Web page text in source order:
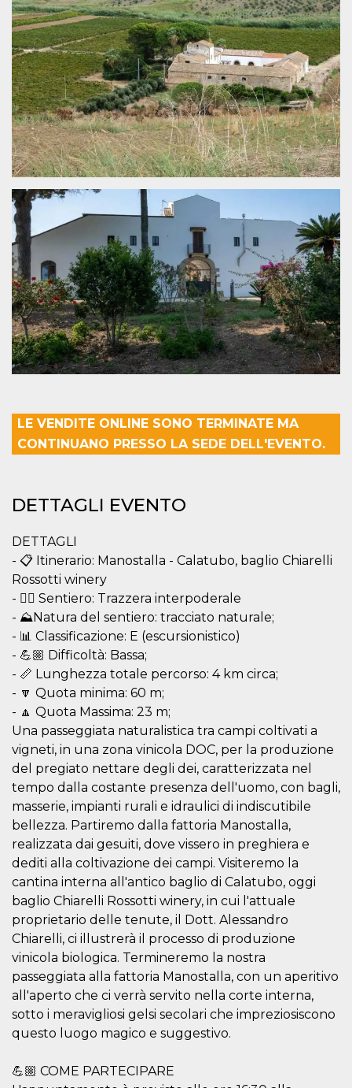
LE VENDITE ONLINE SONO TERMINATE MA
CONTINUANO PRESSO LA SEDE DELL'EVENTO.
DETTAGLI EVENTO
DETTAGLI
- 📋 Itinerario: Manostalla - Calatubo, baglio Chiarelli
Rossotti winery
- 👉🏻 Sentiero: Trazzera interpoderale
- ⛰Natura del sentiero: tracciato naturale;
- 📊 Classificazione: E (escursionistico)
- 💪🏼 Difficoltà: Bassa;
- 📏 Lunghezza totale percorso: 4 km circa;
- 🔽 Quota minima: 60 m;
- 🔼 Quota Massima: 23 m;
Una passeggiata naturalistica tra campi coltivati a
vigneti, in una zona vinicola DOC, per la produzione
del pregiato nettare degli dei, caratterizzata nel
tempo dalla costante presenza dell'uomo, con bagli,
masserie, impianti rurali e idraulici di indiscutibile
bellezza. Partiremo dalla fattoria Manostalla,
realizzata dai gesuiti, dove vissero in preghiera e
dediti alla coltivazione dei campi. Visiteremo la
cantina interna all'antico baglio di Calatubo, oggi
baglio Chiarelli Rossotti winery, in cui l'attuale
proprietario delle tenute, il Dott. Alessandro
Chiarelli, ci illustrerà il processo di produzione
vinicola biologica. Termineremo la nostra
passeggiata alla fattoria Manostalla, con un aperitivo
all'aperto che ci verrà servito nella corte interna,
sotto i meravigliosi gelsi secolari che impreziosiscono
questo luogo magico e suggestivo.
💪🏼 COME PARTECIPARE
wordpress_test_cookie
Automattic
Inc.
.oooh.events
Sessione
Cookie di
Wordpress,
verifica che il
browser accetti i
cookie.
PHPSESSID
PHP.net
oooh.events
Sessione
Cookie
generato da
applicazioni
basate sul
linguaggio PHP.
Si tratta di un
identificatore
generico
utilizzato per
mantenere le
un numero
generato in
modo casuale, il
modo in cui
viene utilizzato
può essere
specifico per il
sito, ma un
buon esempio è
mantenere uno
stato di accesso
per un utente
tra le pagine.
m
Stripe
1 anno 1
Questo cookie
prestazioni e
l'ottimizzazione
dei servizi di
elaborazione
CookieScriptConsent
CookieScript
4
Questo cookie
ricordare le
preferenze di
necessario che il
banner dei
funzioni
correttamente.
Storage declaration
Storage
type
fbssls_314278995690155
Session
storage
wpEmojiSettingsSupports
Session
storage
cn_uc__
Local
storage
Nome
Provider /
Dominio
c_user
2 giorni